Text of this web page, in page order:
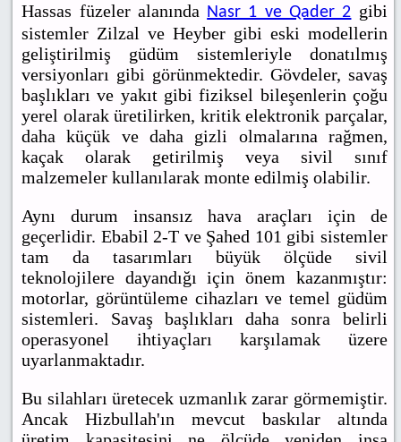
Hassas füzeler alanında Nasr 1 ve Qader 2 gibi
sistemler Zilzal ve Heyber gibi eski modellerin
geliştirilmiş güdüm sistemleriyle donatılmış
versiyonları gibi görünmektedir. Gövdeler, savaş
başlıkları ve yakıt gibi fiziksel bileşenlerin çoğu
yerel olarak üretilirken, kritik elektronik parçalar,
daha küçük ve daha gizli olmalarına rağmen,
kaçak olarak getirilmiş veya sivil sınıf
malzemeler kullanılarak monte edilmiş olabilir.
Aynı durum insansız hava araçları için de
geçerlidir. Ebabil 2-T ve Şahed 101 gibi sistemler
tam da tasarımları büyük ölçüde sivil
teknolojilere dayandığı için önem kazanmıştır:
motorlar, görüntüleme cihazları ve temel güdüm
sistemleri. Savaş başlıkları daha sonra belirli
operasyonel ihtiyaçları karşılamak üzere
uyarlanmaktadır.
Bu silahları üretecek uzmanlık zarar görmemiştir.
Ancak Hizbullah'ın mevcut baskılar altında